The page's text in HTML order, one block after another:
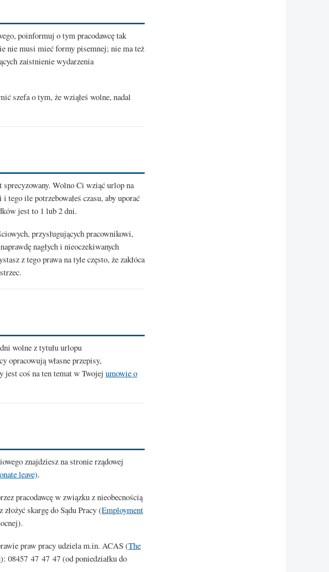
poinformuj o tym pracodawcę tak
nie musi mieć formy pisemnej; nie ma też
zaistnienie wydarzenia
szefa o tym, że wziąłeś wolne, nadal
Wolno Ci wziąć urlop na
ile potrzebowałeś czasu, aby uporać
jest to 1 lub 2 dni.
przysługujących pracownikowi,
nagłych i nieoczekiwanych
z tego prawa na tyle często, że zakłóca
wolne z tytułu urlopu
opracowują własne przepisy,
jest coś na ten temat w Twojej umowie o
znajdziesz na stronie rządowej
leave).
pracodawcę w związku z nieobecnością
skargę do Sądu Pracy (Employment
praw pracy udziela m.in. ACAS (The
): 08457 47 47 47 (od poniedziałku do